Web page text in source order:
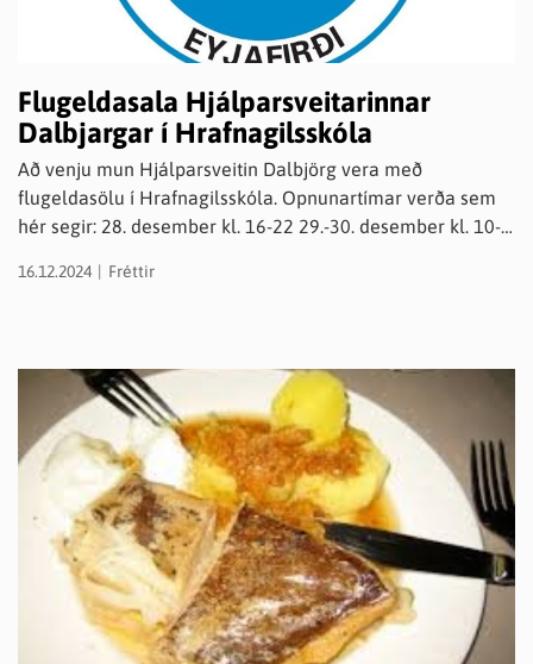
Flugeldasala Hjálparsveitarinnar
Dalbjargar í Hrafnagilsskóla
Að venju mun Hjálparsveitin Dalbjörg vera með
flugeldasölu í Hrafnagilsskóla. Opnunartímar verða sem
hér segir: 28. desember kl. 16-22 29.-30. desember kl. 10-
Flugeldasalan er okkar stærsta fjáröflun og við hvetjum
þeim sem ekki vilja styrkja í formi flugelda, bæði er hægt
að finna upplýsingar á heimasíðunni okkar, dalbjorg.is eða
mæta á staðinn og renna korti í gegnum posann, taka
spjallið og fá sér kaffisopa. Við hlökkum til að taka á móti
sveitungum okkar og öðrum velunnurum! Kveðja,
Hjálparsveitin Dalbjörg.
16.12.2024 Fréttir